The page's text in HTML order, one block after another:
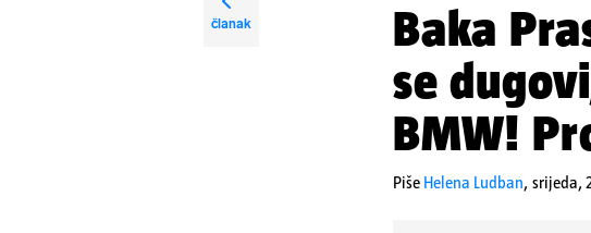
članak
Baka
se
BMW!
Piše Helena Ludban, srijeda,